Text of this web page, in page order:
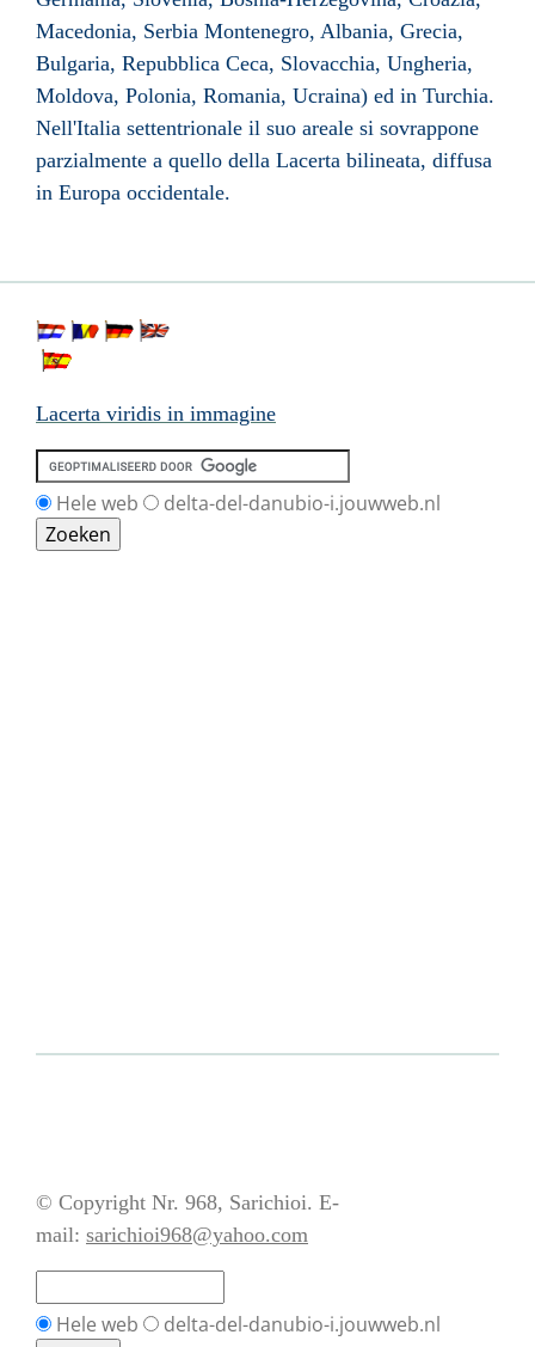
Macedonia, Serbia Montenegro, Albania, Grecia,
Bulgaria, Repubblica Ceca, Slovacchia, Ungheria,
Moldova, Polonia, Romania, Ucraina) ed in Turchia.
Nell'Italia settentrionale il suo areale si sovrappone
parzialmente a quello della Lacerta bilineata, diffusa
in Europa occidentale.
Lacerta viridis in immagine
Hele web delta-del-danubio-i.jouwweb.nl
© Copyright Nr. 968, Sarichioi. E-
mail: sarichioi968@yahoo.com
Hele web delta-del-danubio-i.jouwweb.nl